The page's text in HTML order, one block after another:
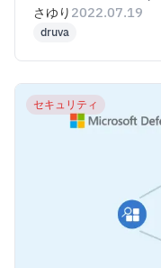
さゆり2022.07.19
druva
セキュリティ